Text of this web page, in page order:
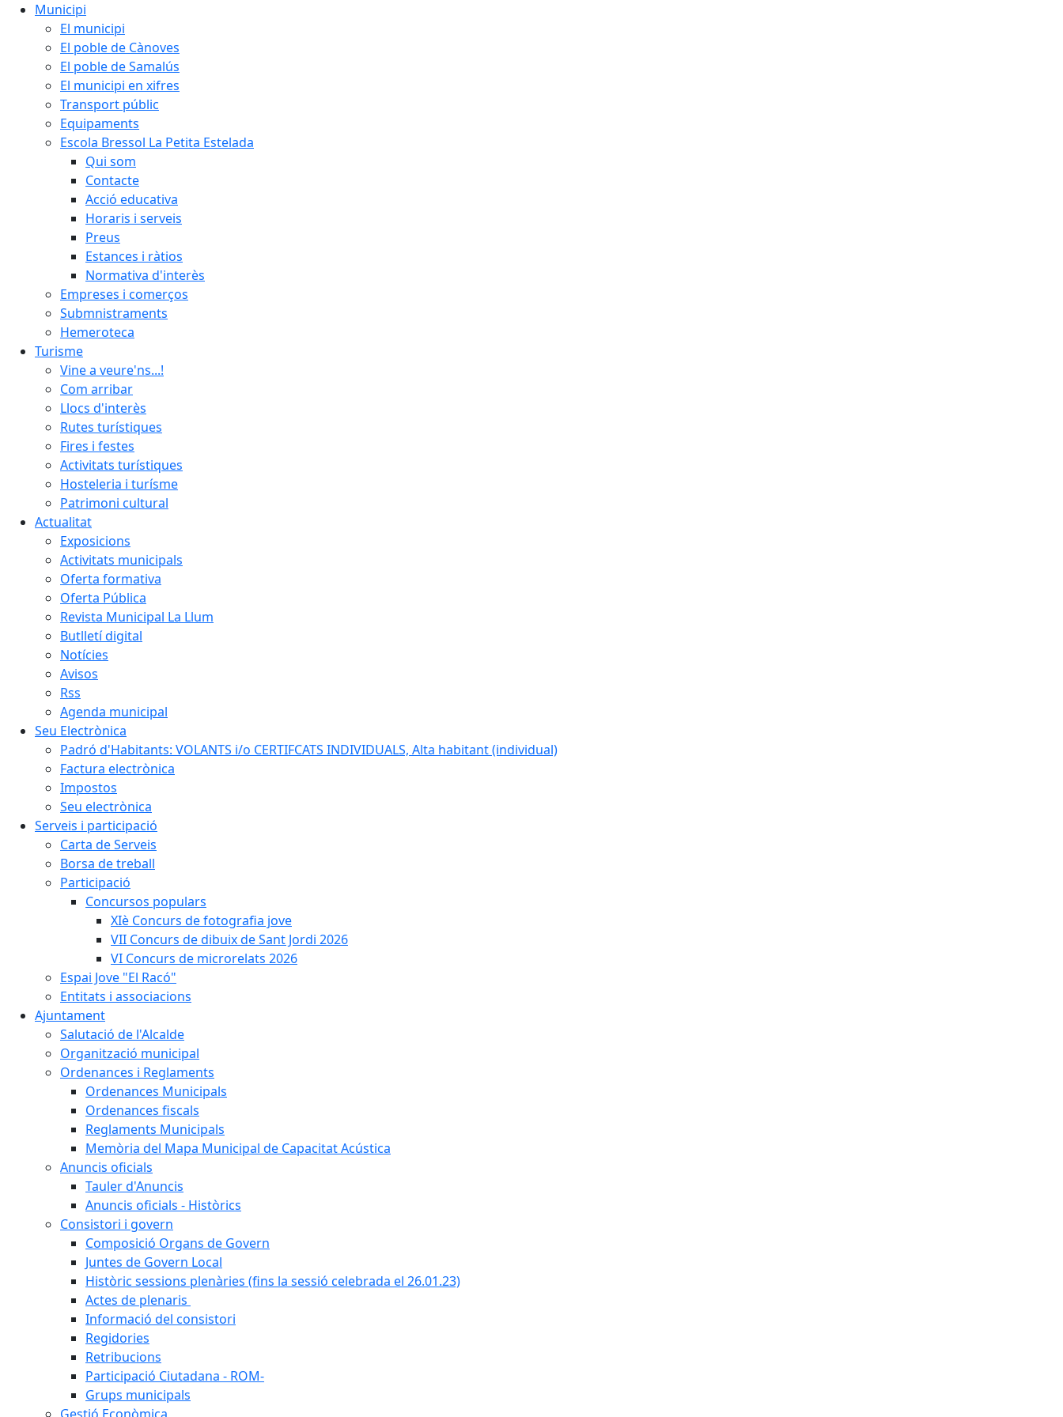
Municipi
El municipi
El poble de Cànoves
El poble de Samalús
El municipi en xifres
Transport públic
Equipaments
Escola Bressol La Petita Estelada
Qui som
Contacte
Acció educativa
Horaris i serveis
Preus
Estances i ràtios
Normativa d'interès
Empreses i comerços
Submnistraments
Hemeroteca
Turisme
Vine a veure'ns...!
Com arribar
Llocs d'interès
Rutes turístiques
Fires i festes
Activitats turístiques
Hosteleria i turísme
Patrimoni cultural
Actualitat
Exposicions
Activitats municipals
Oferta formativa
Oferta Pública
Revista Municipal La Llum
Butlletí digital
Notícies
Avisos
Rss
Agenda municipal
Seu Electrònica
Padró d'Habitants: VOLANTS i/o CERTIFCATS INDIVIDUALS, Alta habitant (individual)
Factura electrònica
Impostos
Seu electrònica
Serveis i participació
Carta de Serveis
Borsa de treball
Participació
Concursos populars
XIè Concurs de fotografia jove
VII Concurs de dibuix de Sant Jordi 2026
VI Concurs de microrelats 2026
Espai Jove "El Racó"
Entitats i associacions
Ajuntament
Salutació de l'Alcalde
Organització municipal
Ordenances i Reglaments
Ordenances Municipals
Ordenances fiscals
Reglaments Municipals
Memòria del Mapa Municipal de Capacitat Acústica
Anuncis oficials
Tauler d'Anuncis
Anuncis oficials - Històrics
Consistori i govern
Composició Organs de Govern
Juntes de Govern Local
Històric sessions plenàries (fins la sessió celebrada el 26.01.23)
Actes de plenaris
Informació del consistori
Regidories
Retribucions
Participació Ciutadana - ROM-
Grups municipals